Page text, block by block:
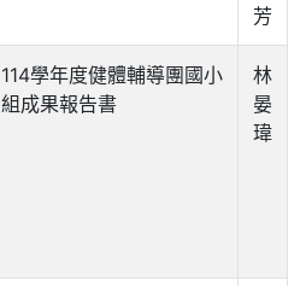
芳
114學年度健體輔導團國小
組成果報告書
林
晏
瑋